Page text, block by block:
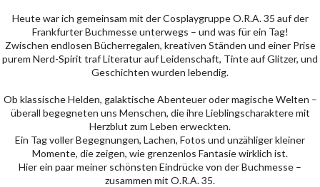
Heute war ich gemeinsam mit der Cosplaygruppe O.R.A. 35 auf der
Frankfurter Buchmesse unterwegs – und was für ein Tag!
Zwischen endlosen Bücherregalen, kreativen Ständen und einer Prise
purem Nerd-Spirit traf Literatur auf Leidenschaft, Tinte auf Glitzer, und
Geschichten wurden lebendig.
Ob klassische Helden, galaktische Abenteuer oder magische Welten –
überall begegneten uns Menschen, die ihre Lieblingscharaktere mit
Herzblut zum Leben erweckten.
Ein Tag voller Begegnungen, Lachen, Fotos und unzähliger kleiner
Momente, die zeigen, wie grenzenlos Fantasie wirklich ist.
Hier ein paar meiner schönsten Eindrücke von der Buchmesse –
zusammen mit O.R.A. 35.